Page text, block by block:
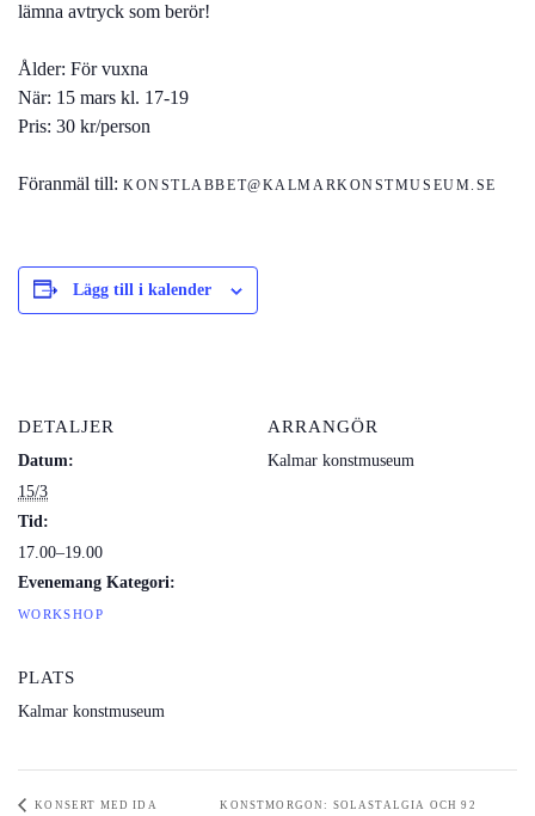
lämna avtryck som berör!
Ålder: För vuxna
När: 15 mars kl. 17-19
Pris: 30 kr/person
Föranmäl till: KONSTLABBET@KALMARKONSTMUSEUM.SE
Lägg till i kalender
DETALJER
Datum:
15/3
Tid:
17.00–19.00
Evenemang Kategori:
WORKSHOP
PLATS
Kalmar konstmuseum
ARRANGÖR
Kalmar konstmuseum
KONSERT MED IDA
KONSTMORGON: SOLASTALGIA OCH 92